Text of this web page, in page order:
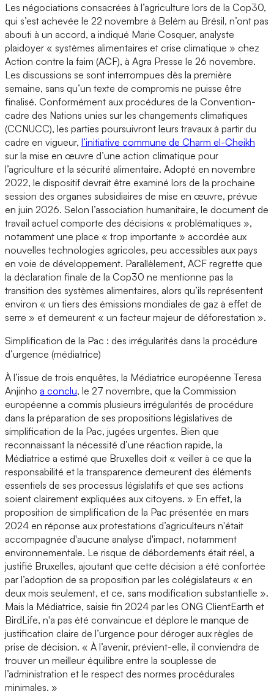
Les négociations consacrées à l’agriculture lors de la Cop30,
qui s’est achevée le 22 novembre à Belém au Brésil, n’ont pas
abouti à un accord, a indiqué Marie Cosquer, analyste
plaidoyer « systèmes alimentaires et crise climatique » chez
Action contre la faim (ACF), à Agra Presse le 26 novembre.
Les discussions se sont interrompues dès la première
semaine, sans qu’un texte de compromis ne puisse être
finalisé. Conformément aux procédures de la Convention-
cadre des Nations unies sur les changements climatiques
(CCNUCC), les parties poursuivront leurs travaux à partir du
cadre en vigueur, l’initiative commune de Charm el-Cheikh
sur la mise en œuvre d’une action climatique pour
l’agriculture et la sécurité alimentaire. Adopté en novembre
2022, le dispositif devrait être examiné lors de la prochaine
session des organes subsidiaires de mise en œuvre, prévue
en juin 2026. Selon l’association humanitaire, le document de
travail actuel comporte des décisions « problématiques »,
notamment une place « trop importante » accordée aux
nouvelles technologies agricoles, peu accessibles aux pays
en voie de développement. Parallèlement, ACF regrette que
la déclaration finale de la Cop30 ne mentionne pas la
transition des systèmes alimentaires, alors qu’ils représentent
environ « un tiers des émissions mondiales de gaz à effet de
serre » et demeurent « un facteur majeur de déforestation ».
Simplification de la Pac : des irrégularités dans la procédure
d’urgence (médiatrice)
À l’issue de trois enquêtes, la Médiatrice européenne Teresa
Anjinho a conclu, le 27 novembre, que la Commission
européenne a commis plusieurs irrégularités de procédure
dans la préparation de ses propositions législatives de
simplification de la Pac, jugées urgentes. Bien que
reconnaissant la nécessité d’une réaction rapide, la
Médiatrice a estimé que Bruxelles doit « veiller à ce que la
responsabilité et la transparence demeurent des éléments
essentiels de ses processus législatifs et que ses actions
soient clairement expliquées aux citoyens. » En effet, la
proposition de simplification de la Pac présentée en mars
2024 en réponse aux protestations d’agriculteurs n'était
accompagnée d'aucune analyse d'impact, notamment
environnementale. Le risque de débordements était réel, a
justifié Bruxelles, ajoutant que cette décision a été confortée
par l’adoption de sa proposition par les colégislateurs « en
deux mois seulement, et ce, sans modification substantielle ».
Mais la Médiatrice, saisie fin 2024 par les ONG ClientEarth et
BirdLife, n'a pas été convaincue et déplore le manque de
justification claire de l’urgence pour déroger aux règles de
prise de décision. « À l’avenir, prévient-elle, il conviendra de
trouver un meilleur équilibre entre la souplesse de
l’administration et le respect des normes procédurales
minimales. »